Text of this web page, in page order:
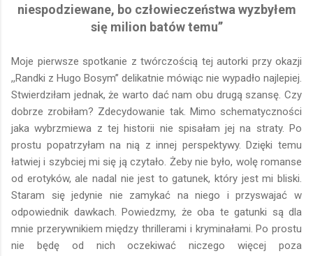
niespodziewane, bo człowieczeństwa wyzbyłem
się milion batów temu’’
Moje pierwsze spotkanie z twórczością tej autorki przy okazji
,,Randki z Hugo Bosym’’ delikatnie mówiąc nie wypadło najlepiej.
Stwierdziłam jednak, że warto dać nam obu drugą szansę. Czy
dobrze zrobiłam? Zdecydowanie tak. Mimo schematyczności
jaka wybrzmiewa z tej historii nie spisałam jej na straty. Po
prostu popatrzyłam na nią z innej perspektywy. Dzięki temu
łatwiej i szybciej mi się ją czytało. Żeby nie było, wolę romanse
od erotyków, ale nadal nie jest to gatunek, który jest mi bliski.
Staram się jedynie nie zamykać na niego i przyswajać w
odpowiednik dawkach. Powiedzmy, że oba te gatunki są dla
mnie przerywnikiem między thrillerami i kryminałami. Po prostu
nie będę od nich oczekiwać niczego więcej poza